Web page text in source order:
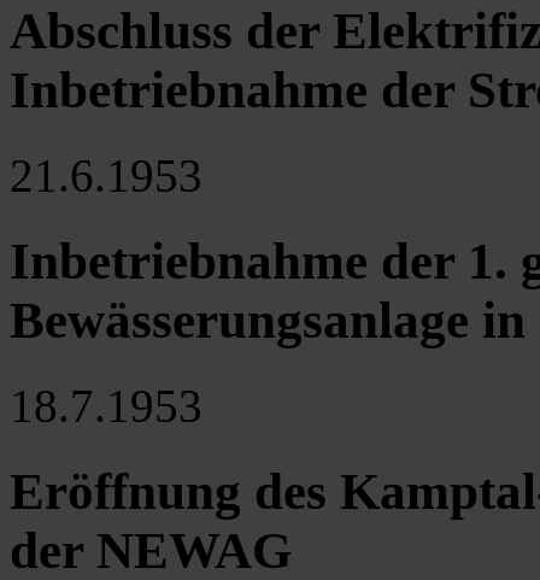
Abschluss der
Inbetriebnahme der
21.6.1953
Inbetriebnahme der 1.
Bewässerungsanlage
18.7.1953
Eröffnung des
der NEWAG